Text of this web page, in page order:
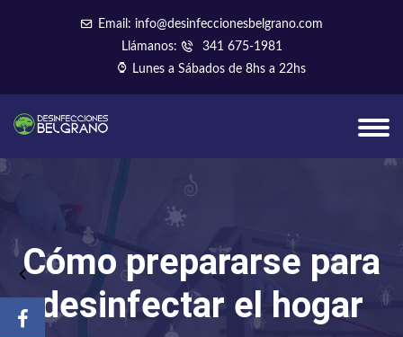
Email: info@desinfeccionesbelgrano.com
Llámanos:
341 675-1981
Lunes a Sábados de 8hs a 22hs
Cómo prepararse para
desinfectar el hogar